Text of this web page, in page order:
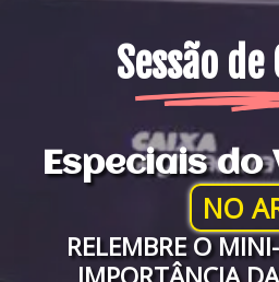
Sessão
Especiais do
NO
RELEMBRE O